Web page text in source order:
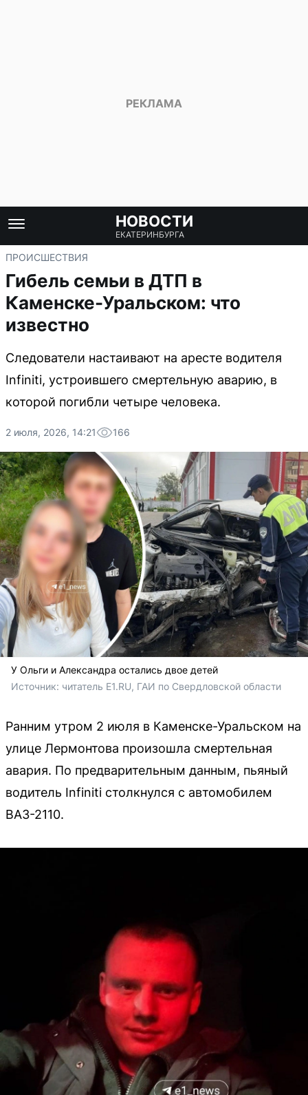
НОВОСТИ
ЕКАТЕРИНБУРГА
ПРОИСШЕСТВИЯ
Гибель семьи в ДТП в
Каменске-Уральском: что
известно
Следователи настаивают на аресте водителя
Infiniti, устроившего смертельную аварию, в
которой погибли четыре человека.
2 июля, 2026, 14:21 166
У Ольги и Александра остались двое детей
Источник: читатель Е1.RU, ГАИ по Свердловской области
Ранним утром 2 июля в Каменске-Уральском на
улице Лермонтова произошла смертельная
авария. По предварительным данным, пьяный
водитель Infiniti столкнулся с автомобилем
ВАЗ-2110.